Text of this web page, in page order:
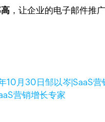
，让企业的电子邮件推
10月30日邹以岑|SaaS
营销增长专家